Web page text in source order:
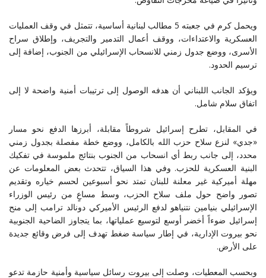
ويحمل كرم في جعبته 5 مطالب لبنانية أساسية، تتمثل في وقف العمليات
العسكرية والاعتداءات، ووقف أعمال التدمير والتجريف، وإطلاق سراح
الأسرى، ووضع جدول زمني للانسحاب الإسرائيلي من الجنوب، إضافة إلى
ترسيم الحدود.
ويؤكد الجانب اللبناني أن هدفه الوصول إلى ترتيبات أمنية واضحة لا إلى
اتفاق سلام شامل.
في المقابل، تطرح إسرائيل شروطاً مقابلة، أبرزها الدفع نحو مسار
«جدي» لنزع سلاح حزب الله بالكامل، ووضع خطة مفصلة بجدول زمني
محدد، إلى جانب ربط أي انسحاب من الجنوب بنتائج ملموسة في تفكيك
البنية العسكرية للحزب. وفي هذا السياق، تتحدث بعض المعلومات عن
مهلة أميركية غير معلنة للبنان تمتد نحو أسبوعين لحسم خياره وتقديم
تصور واضح حول ملف سلاح الحزب، وسط مساعٍ من رئيس الوزراء
الإسرائيلي بنيامين نتنياهو لدفع الرئيس الأميركي دونالد ترامب إلى منح
إسرائيل ضوءاً أخضر أوسع لتوسيع عملياتها، بما يتجاوز الضاحية الجنوبية
نحو بيروت الإدارية، في إطار سياسة ضغط تهدف إلى فرض وقائع جديدة
على الأرض.
وبحسب المعطيات، وصلت إلى بيروت رسائل سياسية وأمنية حازمة تدعو